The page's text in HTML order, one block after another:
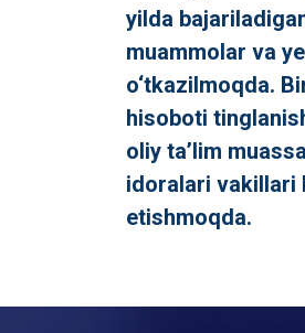
yilda
muammolar va
o‘tkazilmoqda.
hisoboti
oliy ta’lim
idoralari vakillari
etishmoqda.